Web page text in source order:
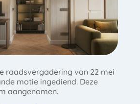
raadsvergadering van 22 mei
motie ingediend. Deze
aangenomen.